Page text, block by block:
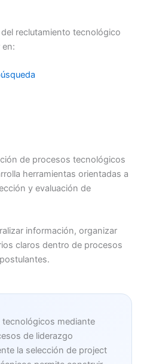
reclutamiento tecnológico
de procesos tecnológicos
herramientas orientadas a
y evaluación de
información, organizar
claros dentro de procesos
tecnológicos mediante
de liderazgo
la selección de project